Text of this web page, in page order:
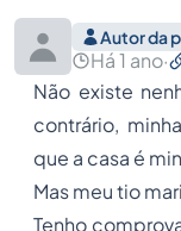
Autor da
Há 1 ano·
Não existe
contrário,
que a casa é
Mas meu tio
Tenho